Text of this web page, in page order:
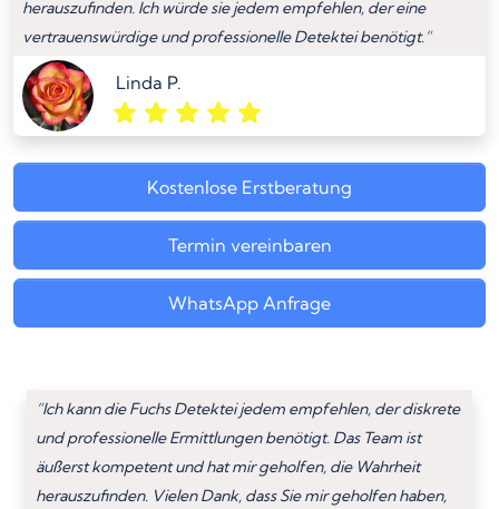
herauszufinden. Ich würde sie jedem empfehlen, der eine
vertrauenswürdige und professionelle Detektei benötigt.”
Linda P.
Kostenlose Erstberatung
Termin vereinbaren
WhatsApp Anfrage
“Ich kann die Fuchs Detektei jedem empfehlen, der diskrete
und professionelle Ermittlungen benötigt. Das Team ist
äußerst kompetent und hat mir geholfen, die Wahrheit
herauszufinden. Vielen Dank, dass Sie mir geholfen haben,